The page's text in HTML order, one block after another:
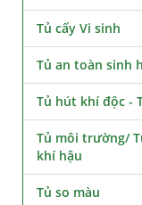
Tủ cấy Vi sinh
Tủ an toàn sinh
Tủ hút khí độc -
Tủ môi trường/
khí hậu
Tủ so màu